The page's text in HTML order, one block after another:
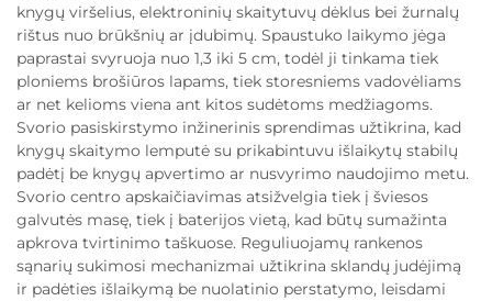
knygų viršelius, elektroninių skaitytuvų dėklus bei žurnalų
rištus nuo brūkšnių ar įdubimų. Spaustuko laikymo jėga
paprastai svyruoja nuo 1,3 iki 5 cm, todėl ji tinkama tiek
ploniems brošiūros lapams, tiek storesniems vadovėliams
ar net kelioms viena ant kitos sudėtoms medžiagoms.
Svorio pasiskirstymo inžinerinis sprendimas užtikrina, kad
knygų skaitymo lemputė su prikabintuvu išlaikytų stabilų
padėtį be knygų apvertimo ar nusvyrimo naudojimo metu.
Svorio centro apskaičiavimas atsižvelgia tiek į šviesos
galvutės masę, tiek į baterijos vietą, kad būtų sumažinta
apkrova tvirtinimo taškuose. Reguliuojamų rankenos
sąnarių sukimosi mechanizmai užtikrina sklandų judėjimą
ir padėties išlaikymą be nuolatinio perstatymo, leisdami